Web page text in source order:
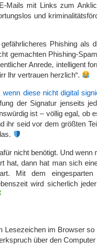
Mails mit Links zum
und
Phishing als
gemachten Phishing-
Anrede, intelligent
lhr vertrauen herzlich“.
wenn diese nicht digital
der Signatur jenseits
ist – völlig egal, ob
ihr seid vor dem größten
nicht benötigt. Und wenn
hat, dann hat man sich
Mit dem
wird sicherlich
Lesezeichen im Browser
über den Computer